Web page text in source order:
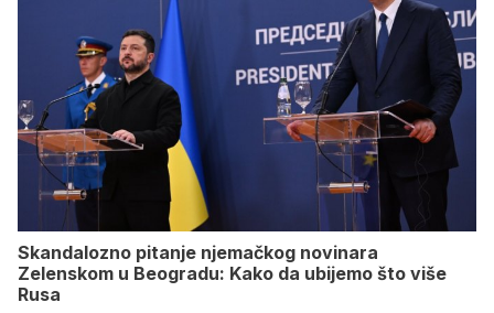
Skandalozno pitanje njemačkog novinara
Zelenskom u Beogradu: Kako da ubijemo što više
Rusa